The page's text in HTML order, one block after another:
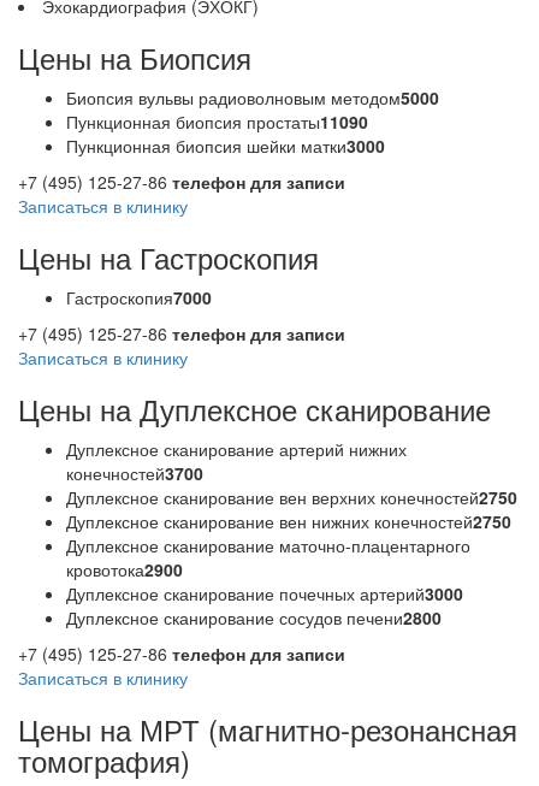
Эхокардиография (ЭХОКГ)
Цены на Биопсия
Биопсия вульвы радиоволновым методом5000
Пункционная биопсия простаты11090
Пункционная биопсия шейки матки3000
+7 (495) 125-27-86 телефон для записи
Записаться в клинику
Цены на Гастроскопия
Гастроскопия7000
+7 (495) 125-27-86 телефон для записи
Записаться в клинику
Цены на Дуплексное сканирование
Дуплексное сканирование артерий нижних
конечностей3700
Дуплексное сканирование вен верхних конечностей2750
Дуплексное сканирование вен нижних конечностей2750
Дуплексное сканирование маточно-плацентарного
кровотока2900
Дуплексное сканирование почечных артерий3000
Дуплексное сканирование сосудов печени2800
+7 (495) 125-27-86 телефон для записи
Записаться в клинику
Цены на МРТ (магнитно-резонансная
томография)